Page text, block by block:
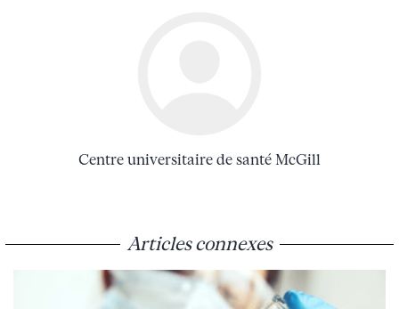
Centre universitaire de santé McGill
Articles connexes